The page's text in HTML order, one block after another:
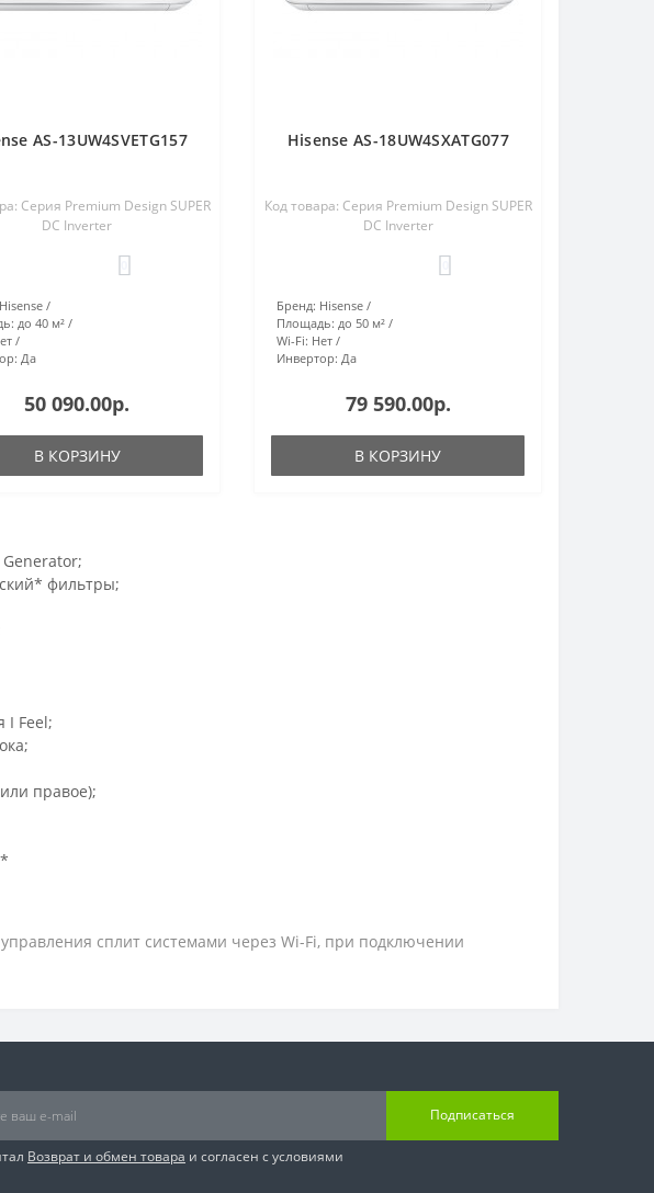
AS-13UW4SVETG157
Серия Premium Design SUPER
DC Inverter
Hisense
до 40 м²
Да
50 090.00р.
В КОРЗИНУ
Hisense AS-18UW4SXATG077
Код товара: Серия Premium Design SUPER
DC Inverter
Бренд: Hisense
Площадь: до 50 м²
Wi-Fi: Нет
Инвертор: Да
79 590.00р.
В КОРЗИНУ
Generator;
фильтры;
I Feel;
правое);
сплит системами через Wi-Fi, при подключении
Подписаться
Возврат и обмен товара и согласен с условиями